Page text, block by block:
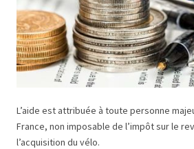
L’aide est attribuée à toute personne
France, non imposable de l’impôt sur le
l’acquisition du vélo.